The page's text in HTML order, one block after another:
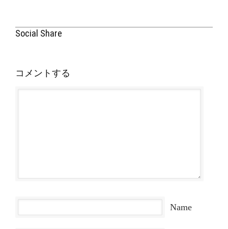
Social Share
コメントする
Name